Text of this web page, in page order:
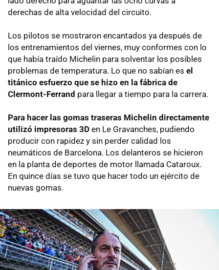
derechas de alta velocidad del circuito.
Los pilotos se mostraron encantados ya después de
los entrenamientos del viernes, muy conformes con lo
que había traído Michelin para solventar los posibles
problemas de temperatura. Lo que no sabían es el
titánico esfuerzo que se hizo en la fábrica de
Clermont-Ferrand para llegar a tiempo para la carrera.
Para hacer las gomas traseras Michelin directamente
utilizó impresoras 3D en Le Gravanches, pudiendo
producir con rapidez y sin perder calidad los
neumáticos de Barcelona. Los delanteros se hicieron
en la planta de deportes de motor llamada Cataroux.
En quince días se tuvo que hacer todo un ejército de
nuevas gomas.